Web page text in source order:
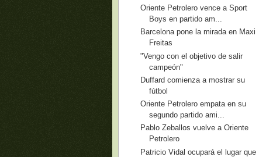
Oriente Petrolero vence a Sport
Boys en partido am...
Barcelona pone la mirada en Maxi
Freitas
"Vengo con el objetivo de salir
campeón"
Duffard comienza a mostrar su
fútbol
Oriente Petrolero empata en su
segundo partido ami...
Pablo Zeballos vuelve a Oriente
Petrolero
Patricio Vidal ocupará el lugar que